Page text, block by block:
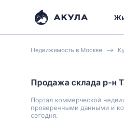
Недвижимость в Москве
Продажа склада р-н
Портал коммерческой
проверенными данными и
сегодня.